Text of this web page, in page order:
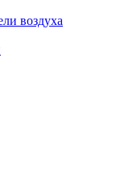
воздуха